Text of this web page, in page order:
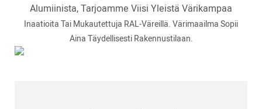
Alumiinista, Tarjoamme Viisi Yleistä Värikampaa
Inaatioita Tai Mukautettuja RAL-Väreillä. Värimaailma Sopii
Aina Täydellisesti Rakennustilaan.